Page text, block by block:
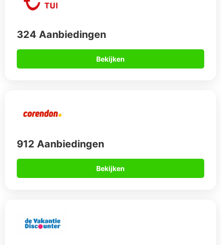
324 Aanbiedingen
Bekijken
912 Aanbiedingen
Bekijken